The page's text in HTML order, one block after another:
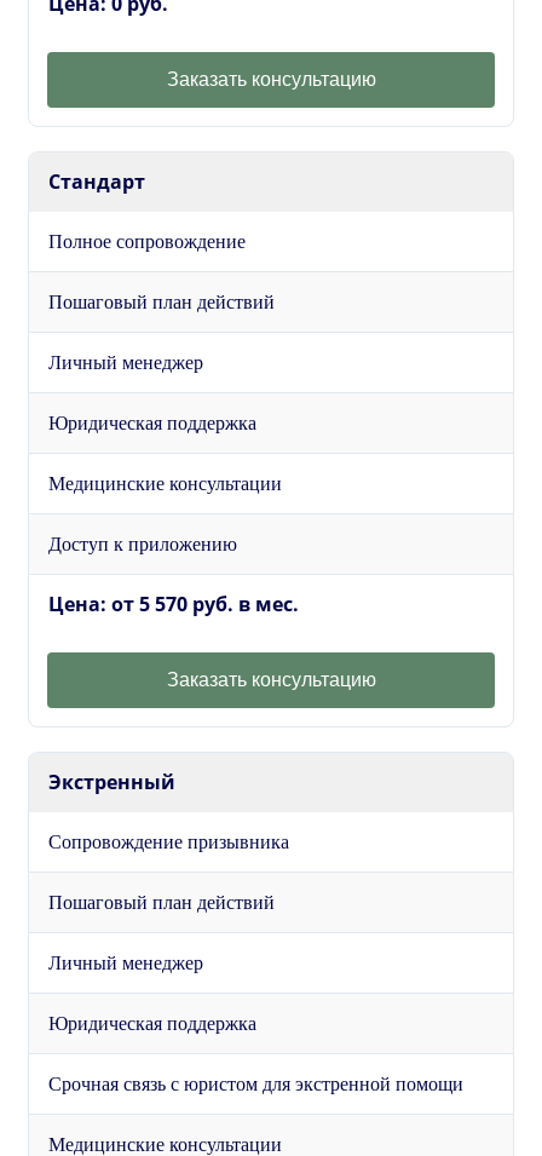
Заказать консультацию
Стандарт
Полное сопровождение
Пошаговый план действий
Личный менеджер
Юридическая поддержка
Медицинские консультации
Доступ к приложению
Цена: от 5 570 руб. в мес.
Заказать консультацию
Экстренный
Сопровождение призывника
Пошаговый план действий
Личный менеджер
Юридическая поддержка
Срочная связь с юристом для экстренной помощи
Медицинские консультации